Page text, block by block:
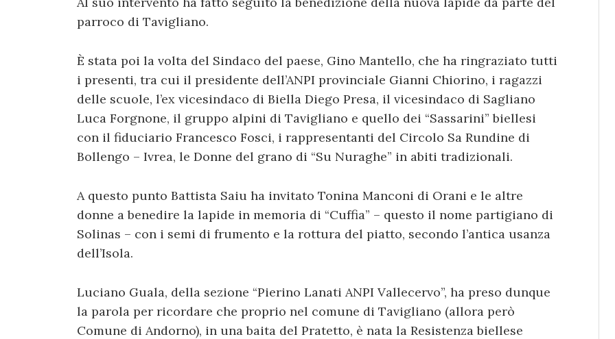
parroco di Tavigliano.
È stata poi la volta del Sindaco del paese, Gino Mantello, che ha ringraziato tutti
i presenti, tra cui il presidente dell’ANPI provinciale Gianni Chiorino, i ragazzi
delle scuole, l’ex vicesindaco di Biella Diego Presa, il vicesindaco di Sagliano
Luca Forgnone, il gruppo alpini di Tavigliano e quello dei “Sassarini” biellesi
con il fiduciario Francesco Fosci, i rappresentanti del Circolo Sa Rundine di
Bollengo – Ivrea, le Donne del grano di “Su Nuraghe” in abiti tradizionali.
A questo punto Battista Saiu ha invitato Tonina Manconi di Orani e le altre
donne a benedire la lapide in memoria di “Cuffia” – questo il nome partigiano di
Solinas – con i semi di frumento e la rottura del piatto, secondo l’antica usanza
dell’Isola.
Luciano Guala, della sezione “Pierino Lanati ANPI Vallecervo”, ha preso dunque
la parola per ricordare che proprio nel comune di Tavigliano (allora però
Comune di Andorno), in una baita del Pratetto, è nata la Resistenza biellese